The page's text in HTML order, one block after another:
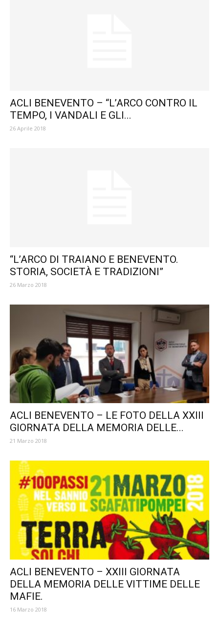
ACLI BENEVENTO – “L’ARCO CONTRO IL
TEMPO, I VANDALI E GLI...
26 Aprile 2018
“L’ARCO DI TRAIANO E BENEVENTO.
STORIA, SOCIETÀ E TRADIZIONI”
26 Marzo 2018
ACLI BENEVENTO – LE FOTO DELLA XXIII
GIORNATA DELLA MEMORIA DELLE...
21 Marzo 2018
ACLI BENEVENTO – XXIII GIORNATA
DELLA MEMORIA DELLE VITTIME DELLE
MAFIE.
16 Marzo 2018